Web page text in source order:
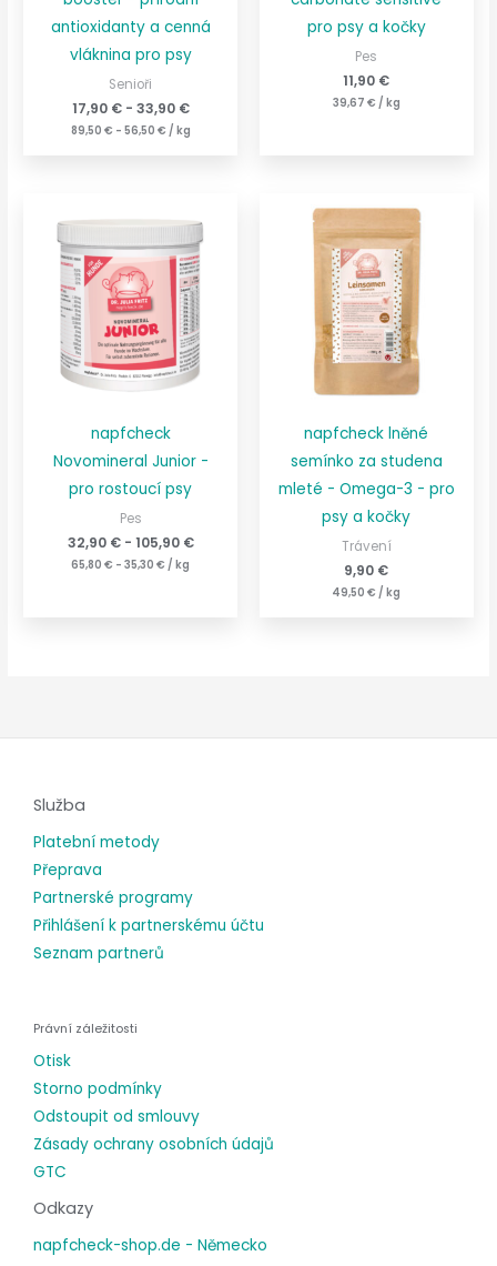
antioxidanty a cenná
vláknina pro psy
Senioři
17,90 €- 33,90 €
89,50 € - 56,50 € / kg
pro psy a kočky
Pes
11,90 €
39,67 € / kg
napfcheck
Novomineral Junior -
pro rostoucí psy
Pes
32,90 €- 105,90 €
65,80€ -35,30€ /kg
napfcheck lněné
semínko za studena
mleté - Omega-3 - pro
psy a kočky
Trávení
9,90 €
49,50€ /kg
Služba
Platební metody
Přeprava
Partnerské programy
Přihlášení k partnerskému účtu
Seznam partnerů
Právní záležitosti
Otisk
Storno podmínky
Odstoupit od smlouvy
Zásady ochrany osobních údajů
GTC
Odkazy
napfcheck-shop.de - Německo